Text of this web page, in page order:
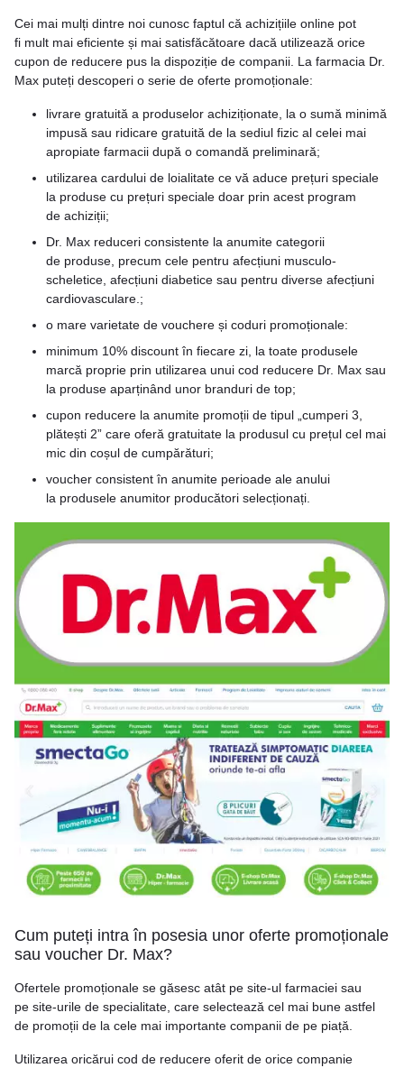
Cei mai mulți dintre noi cunosc faptul că achizițiile online pot
fi mult mai eficiente și mai satisfăcătoare dacă utilizează orice
cupon de reducere pus la dispoziție de companii. La farmacia Dr.
Max puteți descoperi o serie de oferte promoționale:
livrare gratuită a produselor achiziționate, la o sumă minimă
impusă sau ridicare gratuită de la sediul fizic al celei mai
apropiate farmacii după o comandă preliminară;
utilizarea cardului de loialitate ce vă aduce prețuri speciale
la produse cu prețuri speciale doar prin acest program
de achiziții;
Dr. Max reduceri consistente la anumite categorii
de produse, precum cele pentru afecțiuni musculo-
scheletice, afecțiuni diabetice sau pentru diverse afecțiuni
cardiovasculare.;
o mare varietate de vouchere și coduri promoționale:
minimum 10% discount în fiecare zi, la toate produsele
marcă proprie prin utilizarea unui cod reducere Dr. Max sau
la produse aparținând unor branduri de top;
cupon reducere la anumite promoții de tipul „cumperi 3,
plătești 2” care oferă gratuitate la produsul cu prețul cel mai
mic din coșul de cumpărături;
voucher consistent în anumite perioade ale anului
la produsele anumitor producători selecționați.
Cum puteți intra în posesia unor oferte promoționale
sau voucher Dr. Max?
Ofertele promoționale se găsesc atât pe site-ul farmaciei sau
pe site-urile de specialitate, care selectează cel mai bune astfel
de promoții de la cele mai importante companii de pe piață.
Utilizarea oricărui cod de reducere oferit de orice companie